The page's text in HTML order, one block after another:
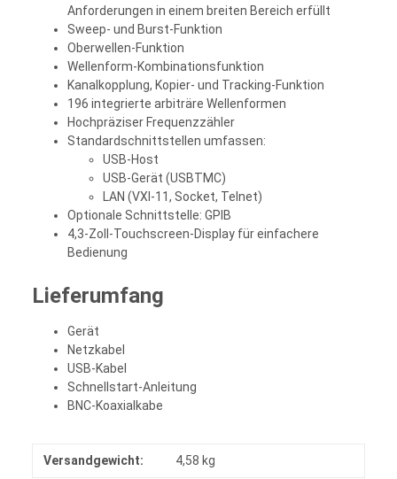
Anforderungen in einem breiten Bereich erfüllt
Sweep- und Burst-Funktion
Oberwellen-Funktion
Wellenform-Kombinationsfunktion
Kanalkopplung, Kopier- und Tracking-Funktion
196 integrierte arbiträre Wellenformen
Hochpräziser Frequenzzähler
Standardschnittstellen umfassen:
USB-Host
USB-Gerät (USBTMC)
LAN (VXI-11, Socket, Telnet)
Optionale Schnittstelle: GPIB
4,3-Zoll-Touchscreen-Display für einfachere
Bedienung
Lieferumfang
Gerät
Netzkabel
USB-Kabel
Schnellstart-Anleitung
BNC-Koaxialkabe
Versandgewicht: 4,58 kg